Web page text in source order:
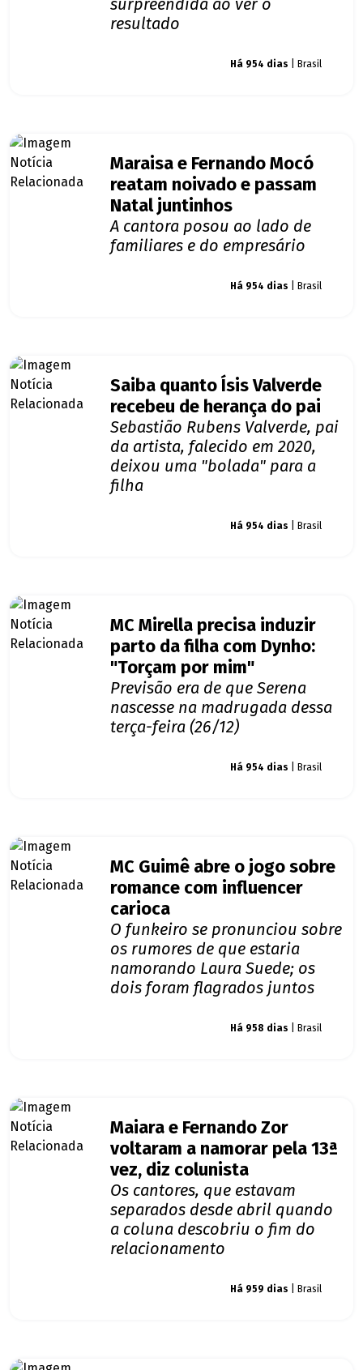
surpreendida ao ver o
resultado
Há 954 dias | Brasil
Maraisa e Fernando Mocó
reatam noivado e passam
Natal juntinhos
A cantora posou ao lado de
familiares e do empresário
Há 954 dias | Brasil
Saiba quanto Ísis Valverde
recebeu de herança do pai
Sebastião Rubens Valverde, pai
da artista, falecido em 2020,
deixou uma "bolada" para a
filha
Há 954 dias | Brasil
MC Mirella precisa induzir
parto da filha com Dynho:
"Torçam por mim"
Previsão era de que Serena
nascesse na madrugada dessa
terça-feira (26/12)
Há 954 dias | Brasil
MC Guimê abre o jogo sobre
romance com influencer
carioca
O funkeiro se pronunciou sobre
os rumores de que estaria
namorando Laura Suede; os
dois foram flagrados juntos
Há 958 dias | Brasil
Maiara e Fernando Zor
voltaram a namorar pela 13ª
vez, diz colunista
Os cantores, que estavam
separados desde abril quando
a coluna descobriu o fim do
relacionamento
Há 959 dias | Brasil